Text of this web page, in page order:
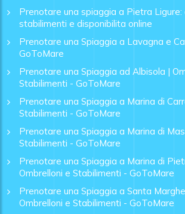
Prenotare una spiaggia a Pietra Ligure:
stabilimenti e disponibilita online
Prenotare una Spiaggia a Lavagna e
GoToMare
Prenotare una Spiaggia ad Albisola |
Stabilimenti - GoToMare
Prenotare una Spiaggia a Marina di
Stabilimenti - GoToMare
Prenotare una Spiaggia a Marina di
Stabilimenti - GoToMare
Prenotare una Spiaggia a Marina di
Ombrelloni e Stabilimenti - GoToMare
Prenotare una Spiaggia a Santa
Ombrelloni e Stabilimenti - GoToMare